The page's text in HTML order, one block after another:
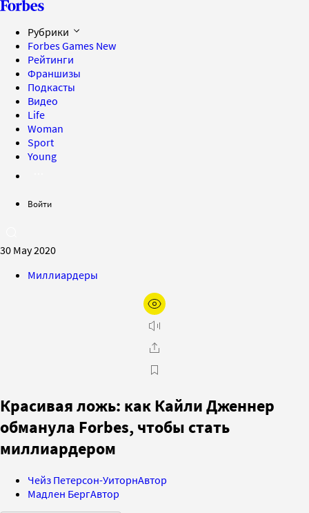
Рубрики
Forbes Games New
Рейтинги
Франшизы
Подкасты
Видео
Life
Woman
Sport
Young
Войти
30 May 2020
Миллиардеры
Красивая ложь: как Кайли Дженнер
обманула Forbes, чтобы стать
миллиардером
Чейз Петерсон-УиторнАвтор
Мадлен БергАвтор